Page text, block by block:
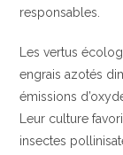
responsables.
Les vertus
engrais azotés
émissions
Leur culture
insectes